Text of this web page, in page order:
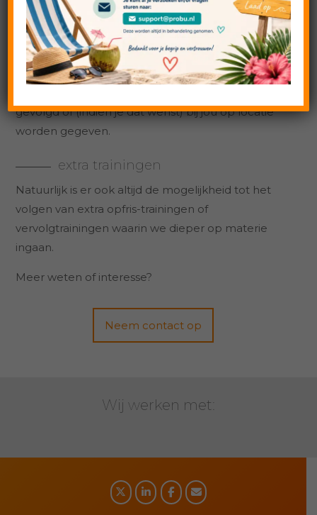
er alle ruimte voor het stellen van vragen. We
oefenen samen de handelingen die jij graag wilt
leren. Je kunt na onze training gegarandeerd aan
de slag in jouw eigen project!
gevolgd of (indien je dat wenst) bij jou op locatie
worden gegeven.
extra trainingen
Natuurlijk is er ook altijd de mogelijkheid tot het
volgen van extra opfris-trainingen of
vervolgtrainingen waarin we dieper op materie
ingaan.
Meer weten of interesse?
Neem contact op
Wij werken met: